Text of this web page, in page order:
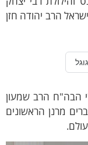
הרב יהודה חזן
הרב שמעון
מרנן הראשונים